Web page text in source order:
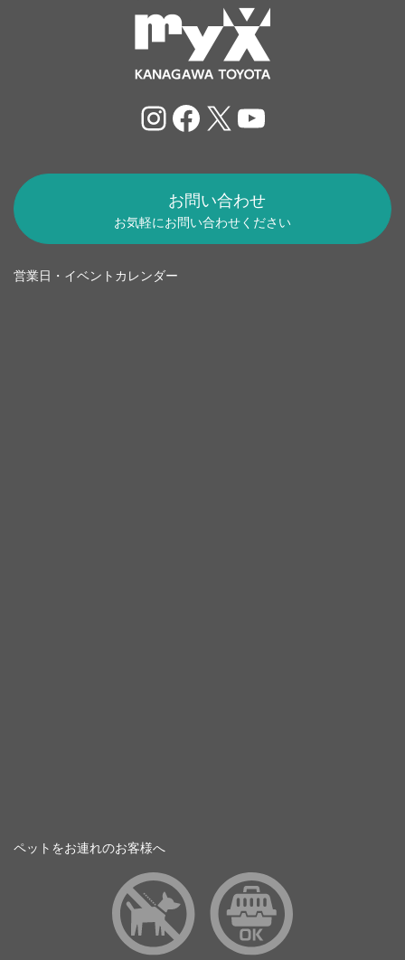
Instagram
Facebook
X YouTube
お問い合わせ
お気軽にお問い合わせください
営業日・イベントカレンダー
ペットをお連れのお客様へ